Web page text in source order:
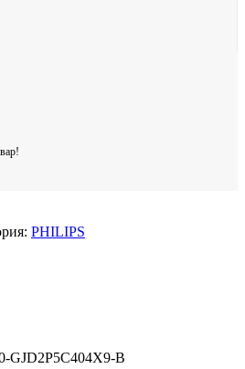
PHILIPS
GJD2P5C404X9-B